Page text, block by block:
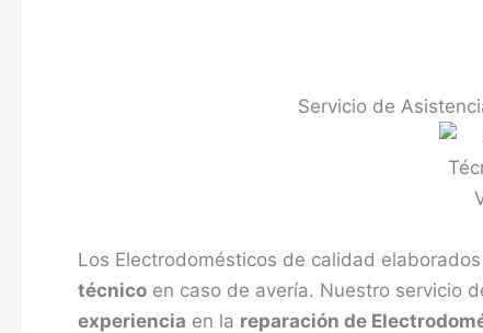
Servicio de
Los Electrodomésticos de calidad
técnico en caso de avería. Nuestro servicio
experiencia en la reparación de